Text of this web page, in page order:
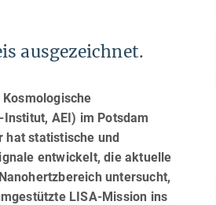
ausgezeichnet.
AEI) im Potsdam
hat statistische und
entwickelt, die aktuelle
untersucht,
LISA-Mission ins